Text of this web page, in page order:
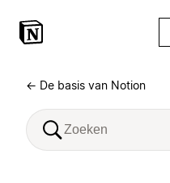
← De basis van Notion